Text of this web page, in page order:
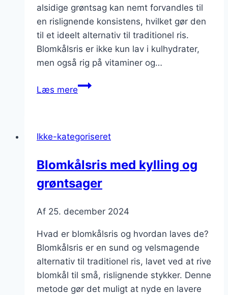
alsidige grøntsag kan nemt forvandles til
en rislignende konsistens, hvilket gør den
til et ideelt alternativ til traditionel ris.
Blomkålsris er ikke kun lav i kulhydrater,
men også rig på vitaminer og…
Læs mereBlomkålsris
Lettere
til
ris
Ikke-kategoriseret
Blomkålsris med kylling og
grøntsager
Af 25. december 2024
Hvad er blomkålsris og hvordan laves de?
Blomkålsris er en sund og velsmagende
alternativ til traditionel ris, lavet ved at rive
blomkål til små, rislignende stykker. Denne
metode gør det muligt at nyde en lavere